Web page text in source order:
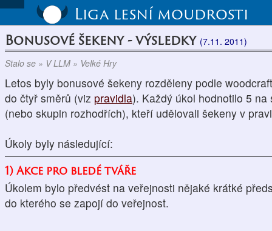
Liga lesní moudrosti
Bonusové šekeny - výsledky (7.11. 2011)
Stalo se » V LLM » Velké Hry
Letos byly bonusové šekeny rozděleny podle
do čtyř směrů (viz pravidla). Každý úkol hodnotilo 5
(nebo skupin rozhodřích), kteří udělovali šekeny v
Úkoly byly následující:
1) Akce pro bledé tváře
Úkolem bylo předvést na veřejnosti nějaké krátké
do kterého se zapojí do veřejnost.